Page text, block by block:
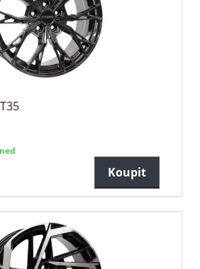
Koupit